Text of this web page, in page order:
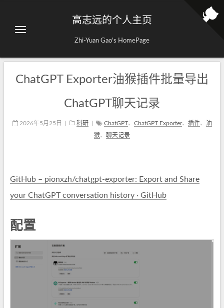
高志远的个人主页
Zhi-Yuan Gao's HomePage
ChatGPT Exporter油猴插件批量导出
ChatGPT聊天记录
2026年5月25日 科研 ChatGPT、 ChatGPT Exporter、 插件、 油
猴、 聊天记录
GitHub – pionxzh/chatgpt-exporter: Export and Share
your ChatGPT conversation history · GitHub
配置